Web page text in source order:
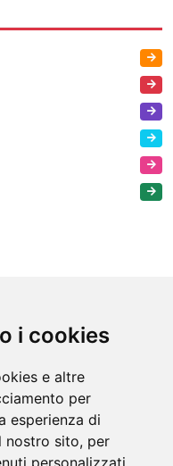
i cookies
e altre
per
esperienza di
nostro sito, per
personalizzati